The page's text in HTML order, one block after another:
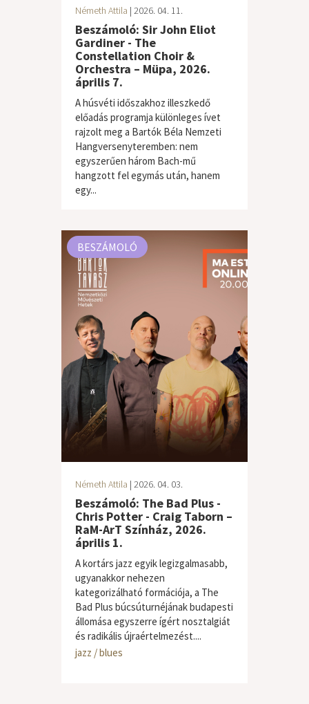
Németh Attila | 2026. 04. 11.
Beszámoló: Sir John Eliot
Gardiner - The
Constellation Choir &
Orchestra – Müpa, 2026.
április 7.
A húsvéti időszakhoz illeszkedő
előadás programja különleges ívet
rajzolt meg a Bartók Béla Nemzeti
Hangversenyteremben: nem
egyszerűen három Bach-mű
hangzott fel egymás után, hanem
egy...
klasszikus zene
BESZÁMOLÓ
Németh Attila | 2026. 04. 03.
Beszámoló: The Bad Plus -
Chris Potter - Craig Taborn –
RaM-ArT Színház, 2026.
április 1.
A kortárs jazz egyik legizgalmasabb,
ugyanakkor nehezen
kategorizálható formációja, a The
Bad Plus búcsúturnéjának budapesti
állomása egyszerre ígért nosztalgiát
és radikális újraértelmezést....
jazz / blues